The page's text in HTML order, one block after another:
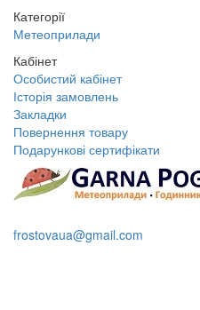
Категорії
Метеоприлади
Кабінет
Особистий кабінет
Історія замовлень
Закладки
Повернення товару
Подарункові сертифікати
frostovaua@gmail.com